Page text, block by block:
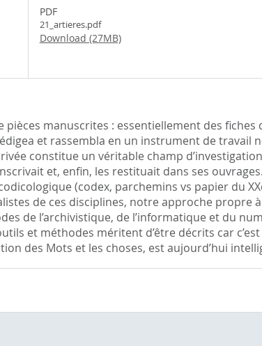
PDF
21_artieres.pdf
Download (27MB)
manuscrites : essentiellement des
et rassembla en un instrument de travail
constitue un véritable champ
et, enfin, les restituait dans ses
(codex, parchemins vs papier du
de ces disciplines, notre approche
de l’archivistique, de l’informatique et du
et méthodes méritent d’être décrits car
des Mots et les choses, est aujourd’hui